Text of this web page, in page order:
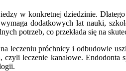
w konkretnej dziedzinie.
dodatkowych lat nauki,
potrzeb, co przekłada się na
leczeniu próchnicy i odbudowie
, czyli leczenie kanałowe. Endodonta